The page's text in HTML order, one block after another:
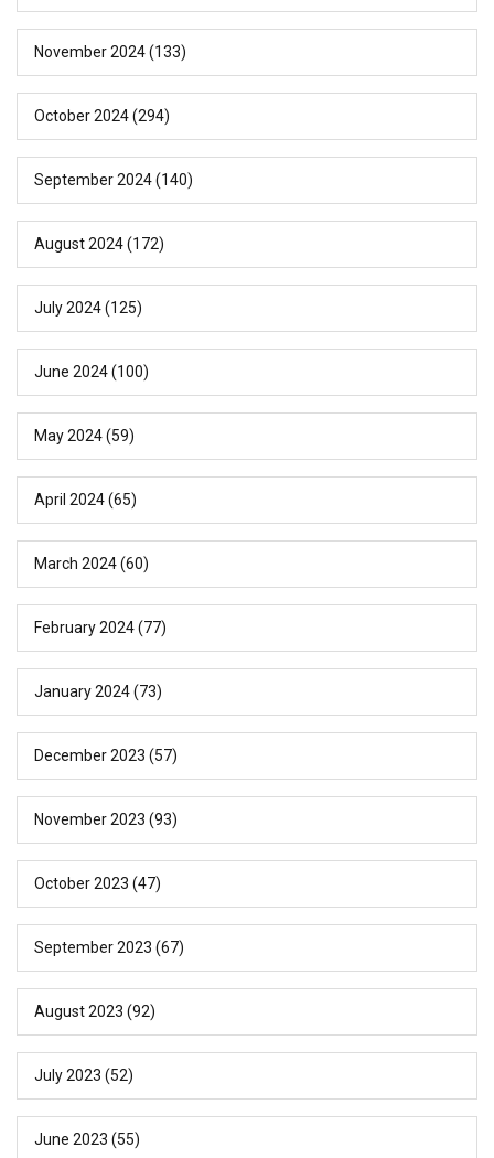
November 2024(133)
October 2024(294)
September 2024(140)
August 2024(172)
July 2024(125)
June 2024(100)
May 2024(59)
April 2024(65)
March 2024(60)
February 2024(77)
January 2024(73)
December 2023 (57)
November 2023 (93)
October 2023 (47)
September 2023 (67)
August 2023 (92)
July 2023 (52)
June 2023 (55)